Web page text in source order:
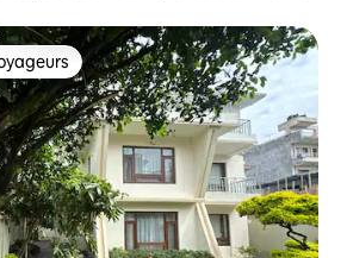
parmi les plus aimés